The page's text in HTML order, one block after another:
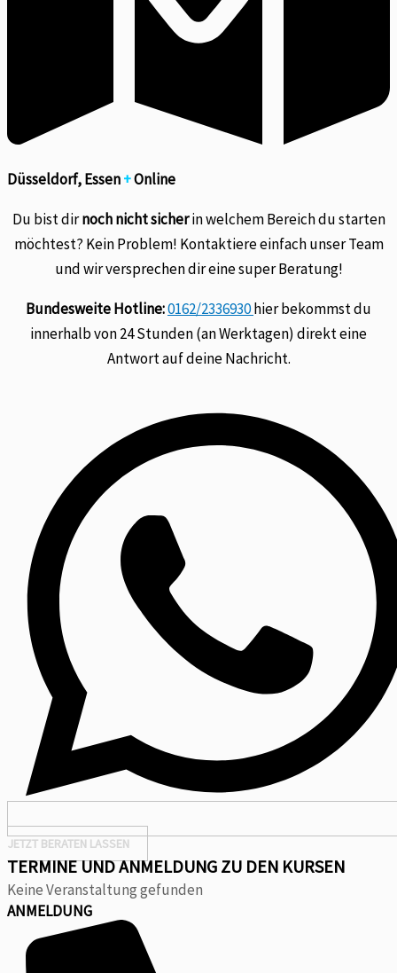
Düsseldorf, Essen+Online
Du bist dirnoch nicht sicherin welchem Bereich du starten
möchtest? Kein Problem! Kontaktiere einfach unser Team
und wir versprechen dir eine super Beratung!
Bundesweite Hotline:0162/2336930hier bekommst du
innerhalb von 24 Stunden (an Werktagen) direkt eine
Antwort auf deine Nachricht.
JETZT BERATEN LASSEN
TERMINE UND ANMELDUNG ZU DEN KURSEN
Keine Veranstaltung gefunden
ANMELDUNG